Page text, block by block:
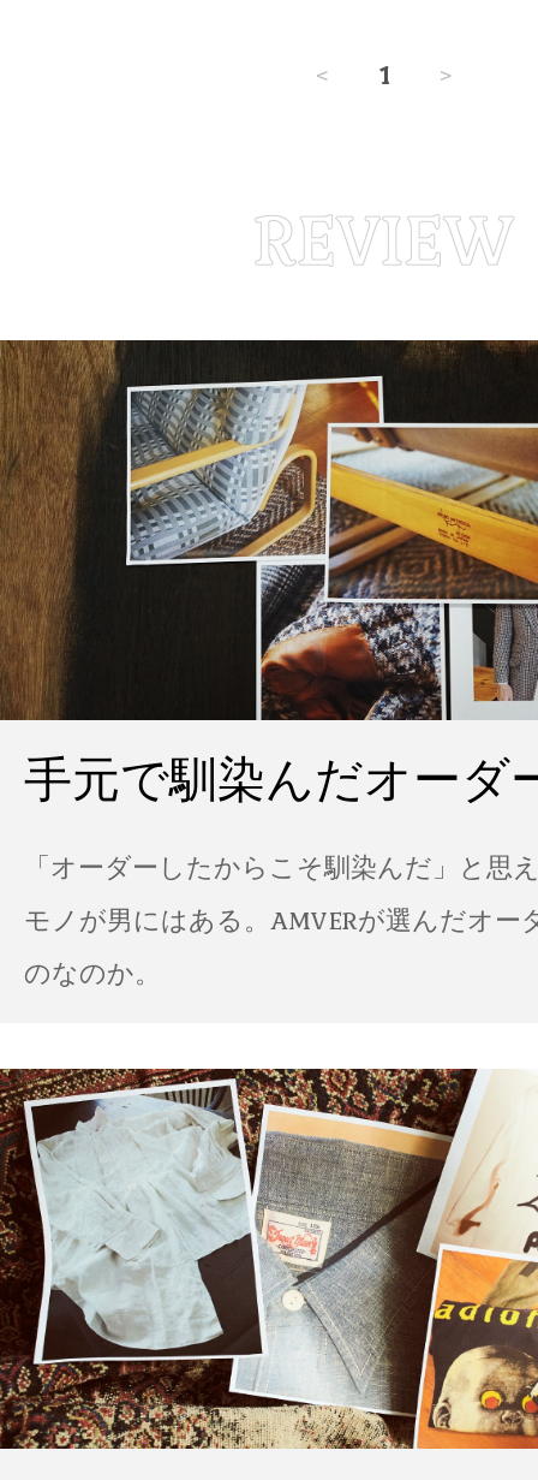
< 1 >
手元で馴染んだオーダ
「オーダーしたからこそ馴染んだ」と思
モノが男にはある。AMVERが選んだオー
のなのか。